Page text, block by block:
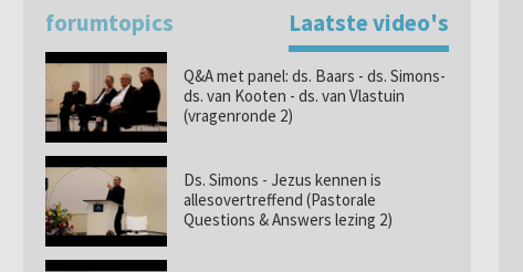
forumtopics Laatste video's
Q&A met panel: ds. Baars - ds. Simons-
ds. van Kooten - ds. van Vlastuin
(vragenronde 2)
Ds. Simons - Jezus kennen is
allesovertreffend (Pastorale
Questions & Answers lezing 2)